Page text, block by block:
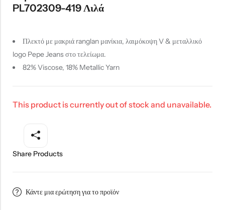
PL702309-419 Λιλά
Πλεκτό με μακριά ranglan μανίκια, λαιμόκοψη V & μεταλλικό
logo Pepe Jeans στο τελείωμα.
82% Viscose, 18% Metallic Yarn
This product is currently out of stock and unavailable.
Share Products
Κάντε μια ερώτηση για το προϊόν